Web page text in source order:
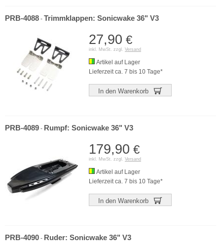
PRB-4088 - Trimmklappen: Sonicwake 36" V3
27,90 €
inkl. MwSt. zzgl. Versand
Artikel auf Lager
Lieferzeit ca. 7 bis 10 Tage*
In den Warenkorb
PRB-4089 - Rumpf: Sonicwake 36" V3
179,90 €
inkl. MwSt. zzgl. Versand
Artikel auf Lager
Lieferzeit ca. 7 bis 10 Tage*
In den Warenkorb
PRB-4090 - Ruder: Sonicwake 36" V3